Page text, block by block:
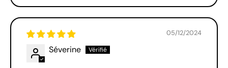
05/12/2024
Séverine